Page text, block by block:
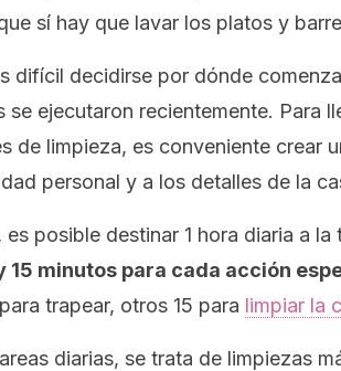
sí hay que lavar los platos y
difícil decidirse por dónde
se ejecutaron recientemente. Para
de limpieza, es conveniente crear
personal y a los detalles de la
es posible destinar 1 hora diaria a la
15 minutos para cada acción
trapear, otros 15 para limpiar la
diarias, se trata de limpiezas